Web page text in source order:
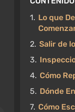
1. Lo que
2. Salir de
3.
4. Cómo
5. Dónde
7. Cómo